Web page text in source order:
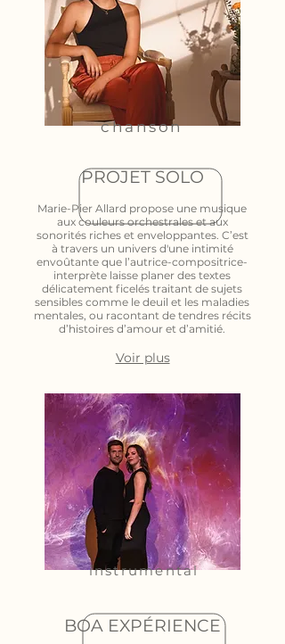
chanson
PROJET SOLO
Marie-Pier Allard propose une musique
aux couleurs orchestrales et aux
sonorités riches et enveloppantes. C’est
à travers un univers d'une intimité
envoûtante que l’autrice-compositrice-
interprète laisse planer des textes
délicatement ficelés traitant de sujets
sensibles comme le deuil et les maladies
mentales, ou racontant de tendres récits
d’histoires d’amour et d’amitié.
Voir plus
instrumental
BOA EXPÉRIENCE